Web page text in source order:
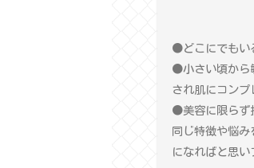
●どこにでもい
●小さい頃から
され肌にコンプ
●美容に限らず
同じ特徴や悩
になればと思い